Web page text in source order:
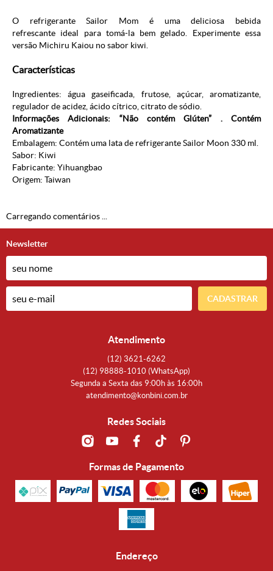
O refrigerante Sailor Mom é uma deliciosa bebida
refrescante ideal para tomá-la bem gelado. Experimente essa
versão Michiru Kaiou no sabor kiwi.
Características
Ingredientes: água gaseificada, frutose, açúcar, aromatizante,
regulador de acidez, ácido cítrico, citrato de sódio.
Informações Adicionais: “Não contém Glúten” . Contém
Aromatizante
Embalagem: Contém uma lata de refrigerante Sailor Moon 330 ml.
Sabor: Kiwi
Fabricante: Yihuangbao
Origem: Taiwan
Carregando comentários ...
Newsletter
CADASTRAR
Atendimento
(12) 3621-6262
(12) 98888-1010 (WhatsApp)
Segunda a Sexta das 9:00h às 16:00h
atendimento@konbini.com.br
Redes Sociais
Formas de Pagamento
Endereço